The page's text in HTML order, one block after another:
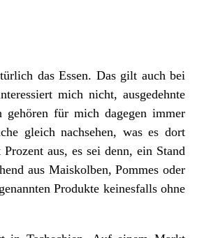
das Essen. Das gilt auch bei
mich nicht, ausgedehnte
gehören für mich dagegen immer
gleich nachsehen, was es dort
aus, es sei denn, ein Stand
aus Maiskolben, Pommes oder
Produkte keinesfalls ohne